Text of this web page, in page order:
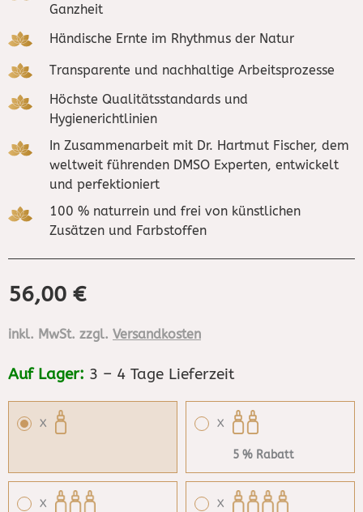
Ganzheit
Händische Ernte im Rhythmus der Natur
Transparente und nachhaltige Arbeitsprozesse
Höchste Qualitätsstandards und
Hygienerichtlinien
In Zusammenarbeit mit Dr. Hartmut Fischer, dem
weltweit führenden DMSO Experten, entwickelt
und perfektioniert
100 % naturrein und frei von künstlichen
Zusätzen und Farbstoffen
56,00 €
inkl. MwSt. zzgl. Versandkosten
Auf Lager: 3 – 4 Tage Lieferzeit
X X
5 % Rabatt
X X